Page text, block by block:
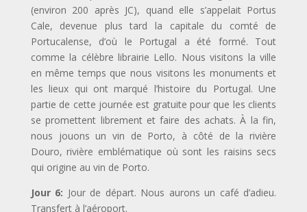
(environ 200 après JC), quand elle s’appelait Portus
Cale, devenue plus tard la capitale du comté de
Portucalense, d’où le Portugal a été formé. Tout
comme la célèbre librairie Lello. Nous visitons la ville
en même temps que nous visitons les monuments et
les lieux qui ont marqué l’histoire du Portugal. Une
partie de cette journée est gratuite pour que les clients
se promettent librement et faire des achats. À la fin,
nous jouons un vin de Porto, à côté de la rivière
Douro, rivière emblématique où sont les raisins secs
qui origine au vin de Porto.
Jour 6: Jour de départ. Nous aurons un café d’adieu.
Transfert à l’aéroport.